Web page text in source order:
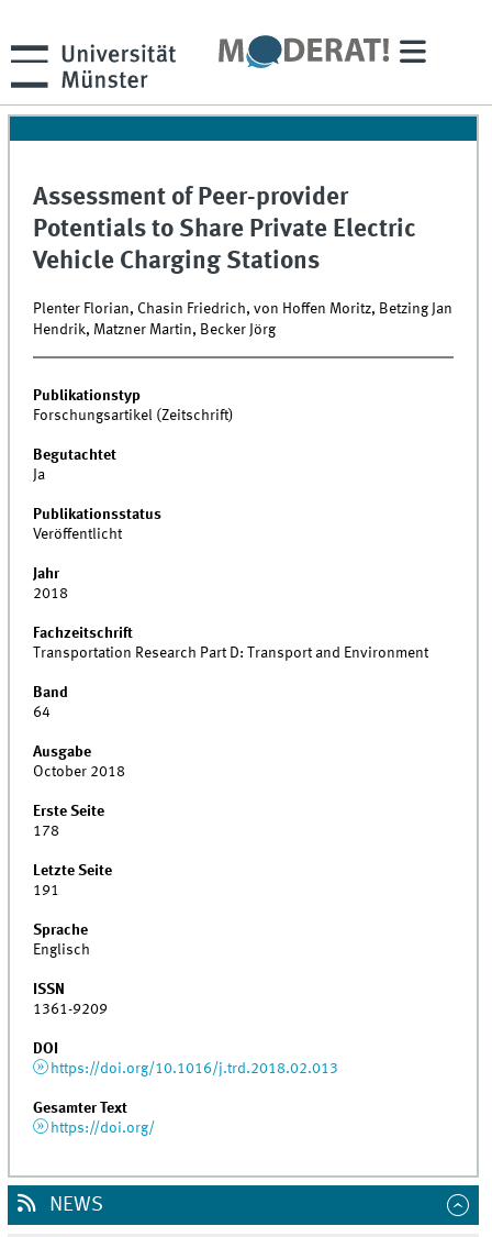
Assessment of Peer-provider
Potentials to Share Private Electric
Vehicle Charging Stations
Plenter Florian, Chasin Friedrich, von Hoffen Moritz, Betzing Jan
Hendrik, Matzner Martin, Becker Jörg
Publikationstyp
Forschungsartikel (Zeitschrift)
Begutachtet
Ja
Publikationsstatus
Veröffentlicht
Jahr
2018
Fachzeitschrift
Transportation Research Part D: Transport and Environment
Band
64
Ausgabe
October 2018
Erste Seite
178
Letzte Seite
191
Sprache
Englisch
ISSN
1361-9209
DOI
https://doi.org/10.1016/j.trd.2018.02.013
Gesamter Text
https://doi.org/
NEWS